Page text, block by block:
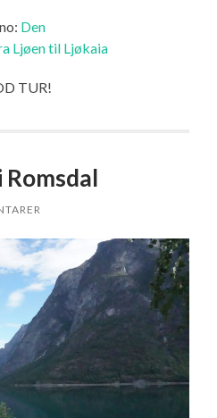
Den
Ljøen til Ljøkaia
TUR!